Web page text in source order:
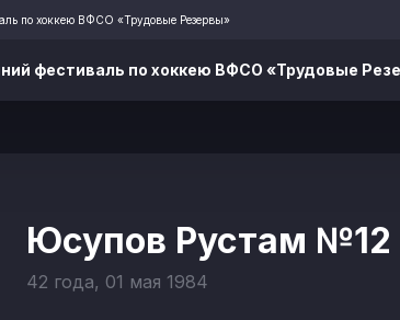
по хоккею ВФСО «Трудовые Резервы»
фестиваль по хоккею ВФСО «Трудовые
Юсупов Рустам №12
42 года, 01 мая 1984